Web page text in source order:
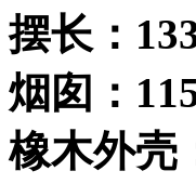
摆长：
烟囱：
橡木外壳